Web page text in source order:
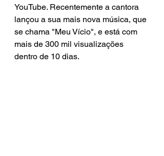
YouTube. Recentemente a cantora
lançou a sua mais nova música, que
se chama "Meu Vício", e está com
mais de 300 mil visualizações
dentro de 10 dias.